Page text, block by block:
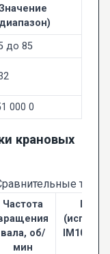
до 85
000 0
крановых
Частота
вала, об/
мин
IM1001/